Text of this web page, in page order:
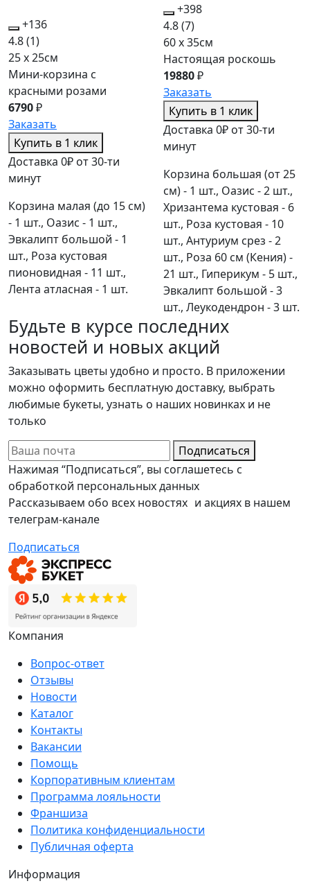
+136
4.8(1)
25 x 25см
Мини-корзина с
красными розами
6790₽
Заказать
Купить в 1 клик
Доставка 0₽ от 30-ти
минут
Корзина малая (до 15 см)
- 1 шт., Оазис - 1 шт.,
Эвкалипт большой - 1
шт., Роза кустовая
пионовидная - 11 шт.,
Лента атласная - 1 шт.
+398
4.8(7)
60 x 35см
Настоящая роскошь
19880₽
Заказать
Купить в 1 клик
Доставка 0₽ от 30-ти
минут
Корзина большая (от 25
см) - 1 шт., Оазис - 2 шт.,
Хризантема кустовая - 6
шт., Роза кустовая - 10
шт., Антуриум срез - 2
шт., Роза 60 см (Кения) -
21 шт., Гиперикум - 5 шт.,
Эвкалипт большой - 3
шт., Леукодендрон - 3 шт.
Будьте в курсе последних
новостей и новых акций
Заказывать цветы удобно и просто. В приложении
можно оформить бесплатную доставку, выбрать
любимые букеты, узнать о наших новинках и не
только
Подписаться
Нажимая “Подписаться”, вы соглашетесь с
обработкой персональных данных
Рассказываем обо всех новостях и акциях в нашем
телеграм-канале
Подписаться
Компания
Вопрос-ответ
Отзывы
Новости
Каталог
Контакты
Вакансии
Помощь
Корпоративным клиентам
Программа лояльности
Франшиза
Политика конфиденциальности
Публичная оферта
Информация